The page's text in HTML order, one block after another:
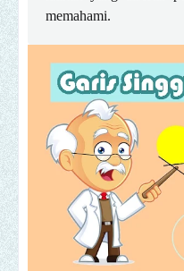
memahami.